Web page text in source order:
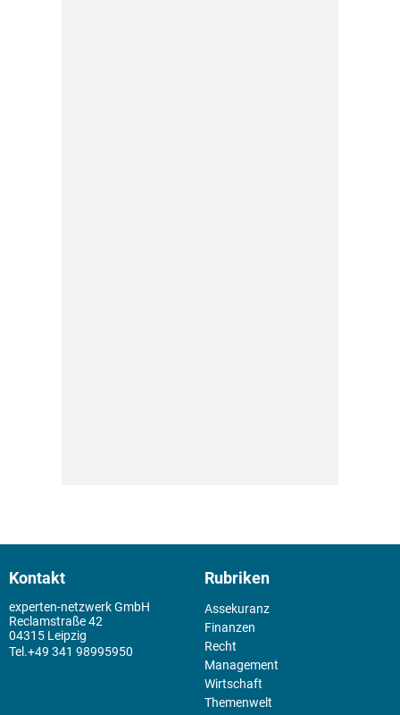
Kontakt
experten-netzwerk GmbH
Reclamstraße 42
04315 Leipzig
+49 341 98995950
Rubriken
Assekuranz
Finanzen
Recht
Management
Wirtschaft
Themenwelt